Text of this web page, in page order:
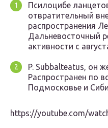
Псилоцибе
отвратительный
распространения
Дальневосточный
активности с
P. Subbalteatus, он
Распространен по
Подмосковье и
https://youtube.com/